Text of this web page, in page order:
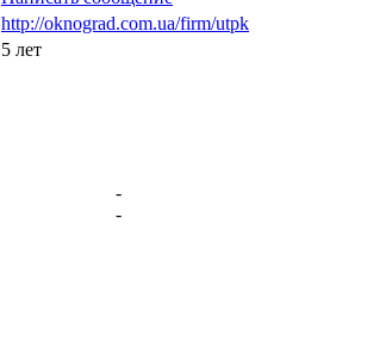
http://oknograd.com.ua/firm/utpk
5 лет
-
-